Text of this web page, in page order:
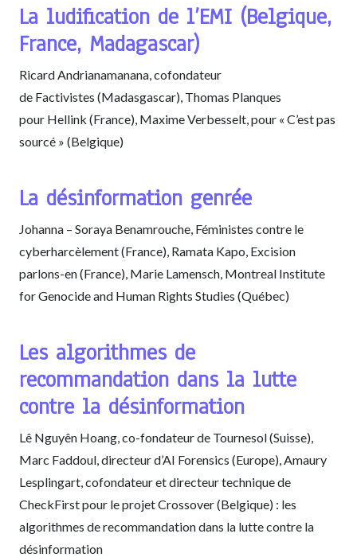
La ludification de l’EMI (Belgique,
France, Madagascar)
Ricard Andrianamanana, cofondateur
de Factivistes (Madasgascar), Thomas Planques
pour Hellink (France), Maxime Verbesselt, pour « C’est pas
sourcé » (Belgique)
La désinformation genrée
Johanna – Soraya Benamrouche, Féministes contre le
cyberharcèlement (France), Ramata Kapo, Excision
parlons-en (France), Marie Lamensch, Montreal Institute
for Genocide and Human Rights Studies (Québec)
Les algorithmes de
recommandation dans la lutte
contre la désinformation
Lê Nguyên Hoang, co-fondateur de Tournesol (Suisse),
Marc Faddoul, directeur d’AI Forensics (Europe), Amaury
Lesplingart, cofondateur et directeur technique de
CheckFirst pour le projet Crossover (Belgique) : les
algorithmes de recommandation dans la lutte contre la
désinformation